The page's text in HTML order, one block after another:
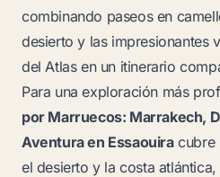
combinando paseos en
desierto y las impresionantes
del Atlas en un itinerario
Para una exploración más
por Marruecos: Marrakech,
Aventura en Essaouiracubre
el desierto y la costa